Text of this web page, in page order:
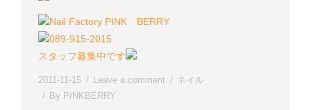
Nail Factory PINK BERRY
089-915-2015
スタッフ募集中です
2011-11-15 Leave a comment
ネイル
By PINKBERRY